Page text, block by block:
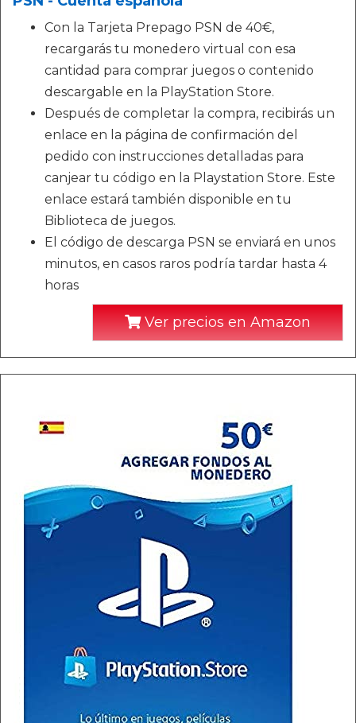
Con la Tarjeta Prepago PSN de 40€,
recargarás tu monedero virtual con esa
cantidad para comprar juegos o contenido
descargable en la PlayStation Store.
Después de completar la compra, recibirás un
enlace en la página de confirmación del
pedido con instrucciones detalladas para
canjear tu código en la Playstation Store. Este
enlace estará también disponible en tu
Biblioteca de juegos.
El código de descarga PSN se enviará en unos
minutos, en casos raros podría tardar hasta 4
horas
Ver precios en Amazon